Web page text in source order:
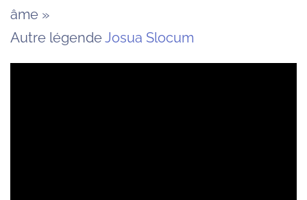
âme »
Autre légende Josua Slocum